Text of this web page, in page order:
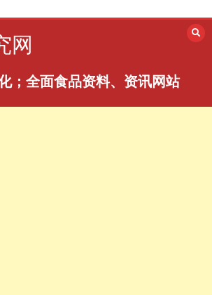
网
；全面食品资料、资讯网站